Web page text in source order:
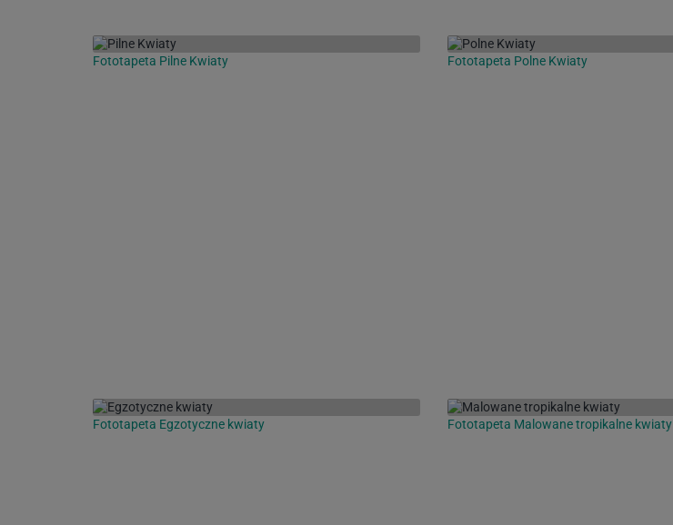
Fototapeta Pilne Kwiaty Fototapeta Polne Kwiaty
Fototapeta Egzotyczne kwiaty Fototapeta Malowane tropikalne kwiaty